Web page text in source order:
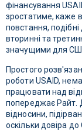
фінансування
зростатиме, каже
повстання,
вторинні та
значущими для
Простого
роботи USAID,
працювати над
попереджає Райт.
відносини,
оскільки довіра